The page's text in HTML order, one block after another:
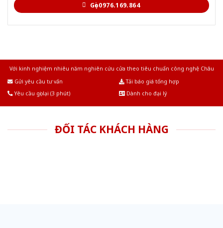
Gọi 0976.169.864
Với kinh nghiệm nhiêu năm nghiên cứu cửa theo tiêu chuẩn công nghệ Châu
Gửi yêu cầu tư vấn
Tải báo giá tổng hợp
Yêu cầu gọi lại (3 phút)
Dành cho đại lý
ĐỐI TÁC KHÁCH HÀNG